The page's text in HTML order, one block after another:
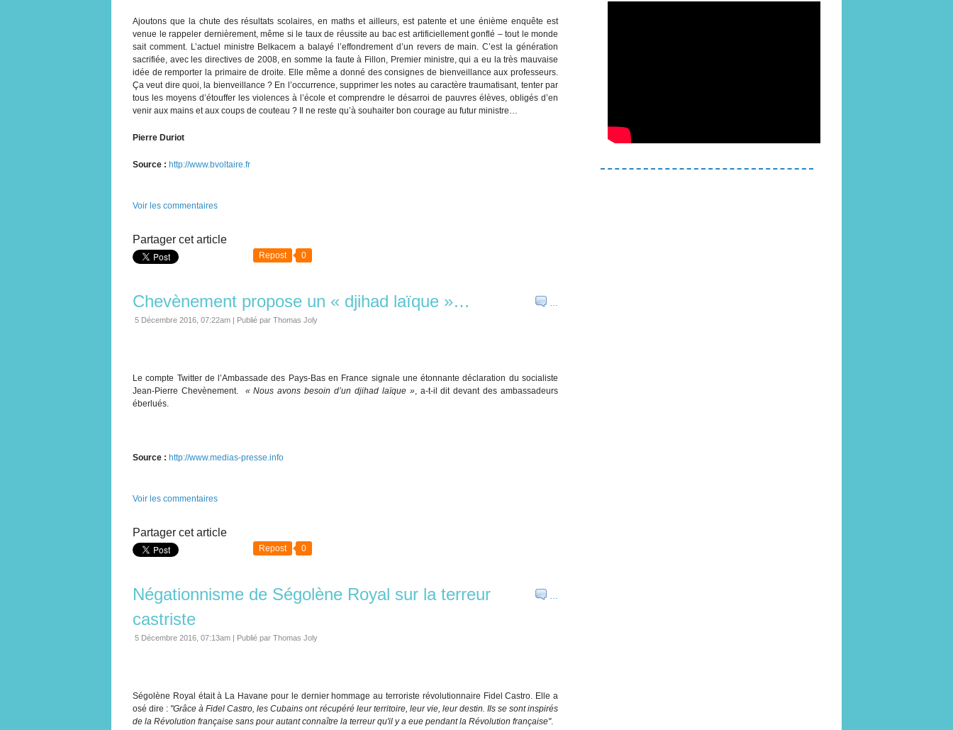
Ajoutons que la chute des résultats scolaires, en maths et ailleurs, est patente et une énième enquête est
venue le rappeler dernièrement, même si le taux de réussite au bac est artificiellement gonflé – tout le monde
sait comment. L’actuel ministre Belkacem a balayé l’effondrement d’un revers de main. C’est la génération
sacrifiée, avec les directives de 2008, en somme la faute à Fillon, Premier ministre, qui a eu la très mauvaise
idée de remporter la primaire de droite. Elle même a donné des consignes de bienveillance aux professeurs.
Ça veut dire quoi, la bienveillance ? En l’occurrence, supprimer les notes au caractère traumatisant, tenter par
tous les moyens d’étouffer les violences à l’école et comprendre le désarroi de pauvres élèves, obligés d’en
venir aux mains et aux coups de couteau ? Il ne reste qu’à souhaiter bon courage au futur ministre…
Pierre Duriot
Source : http://www.bvoltaire.fr
Voir les commentaires
Partager cet article
Repost 0
…
Chevènement propose un « djihad laïque »…
5 Décembre 2016, 07:22am | Publié par Thomas Joly
Le compte Twitter de l’Ambassade des Pays-Bas en France signale une étonnante déclaration du socialiste
Jean-Pierre Chevènement. « Nous avons besoin d’un djihad laïque », a-t-il dit devant des ambassadeurs
éberlués.
Source : http://www.medias-presse.info
Voir les commentaires
Partager cet article
Repost 0
…
Négationnisme de Ségolène Royal sur la terreur
castriste
5 Décembre 2016, 07:13am | Publié par Thomas Joly
Ségolène Royal était à La Havane pour le dernier hommage au terroriste révolutionnaire Fidel Castro. Elle a
osé dire : "Grâce à Fidel Castro, les Cubains ont récupéré leur territoire, leur vie, leur destin. Ils se sont inspirés
de la Révolution française sans pour autant connaître la terreur qu'il y a eue pendant la Révolution française".